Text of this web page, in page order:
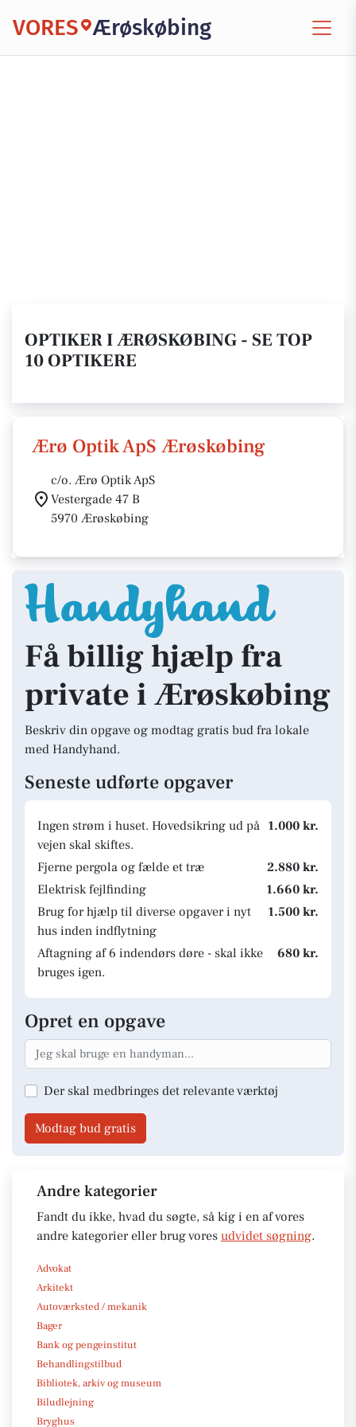
VORES Ærøskøbing
OPTIKER I ÆRØSKØBING - SE TOP
10 OPTIKERE
Ærø Optik ApS Ærøskøbing
c/o. Ærø Optik ApS
Vestergade 47 B
5970 Ærøskøbing
Få billig hjælp fra
private i Ærøskøbing
Beskriv din opgave og modtag gratis bud fra lokale
med Handyhand.
Seneste udførte opgaver
Ingen strøm i huset. Hovedsikring ud på
vejen skal skiftes.
1.000 kr.
Fjerne pergola og fælde et træ
2.880 kr.
Elektrisk fejlfinding
1.660 kr.
Brug for hjælp til diverse opgaver i nyt
hus inden indflytning
1.500 kr.
Aftagning af 6 indendørs døre - skal ikke
bruges igen.
680 kr.
Opret en opgave
Der skal medbringes det relevante værktøj
Modtag bud gratis
Andre kategorier
Fandt du ikke, hvad du søgte, så kig i en af vores
andre kategorier eller brug vores udvidet søgning.
Advokat
Arkitekt
Autoværksted / mekanik
Bager
Bank og pengeinstitut
Behandlingstilbud
Bibliotek, arkiv og museum
Biludlejning
Bryghus